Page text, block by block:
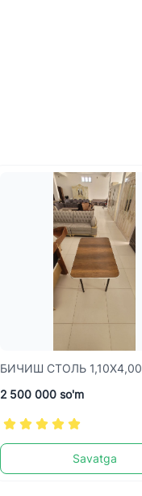
БИЧИШ СТОЛЬ 1,10Х4,00
2 500 000 so'm
Savatga